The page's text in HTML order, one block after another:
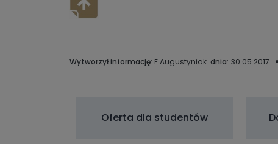
Wytworzył informację: E.Augustyniak dnia: 30.05.2017
Oferta dla studentów